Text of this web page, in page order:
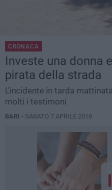
CRONACA
Investe una donna
pirata della strada
L'incidente in tarda
molti i testimoni
BARI - SABATO 7 APRILE 2018